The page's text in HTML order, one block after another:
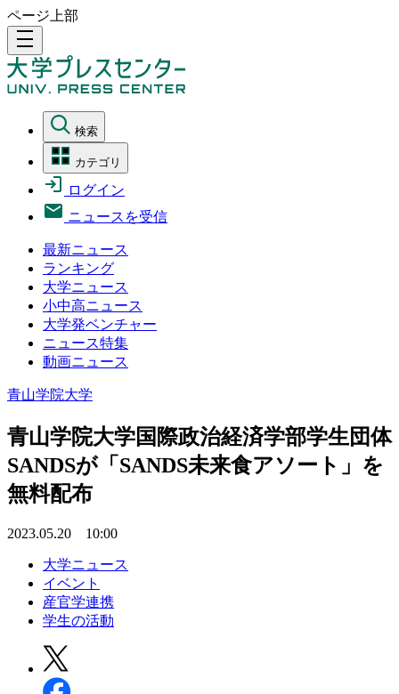
ページ上部
density_medium
検索
カテゴリ
ログイン
ニュースを受信
最新ニュース
ランキング
大学ニュース
小中高ニュース
大学発ベンチャー
ニュース特集
動画ニュース
青山学院大学
青山学院大学国際政治経済学部学生団体
SANDSが「SANDS未来食アソート」を
無料配布
2023.05.20 10:00
大学ニュース
イベント
産官学連携
学生の活動